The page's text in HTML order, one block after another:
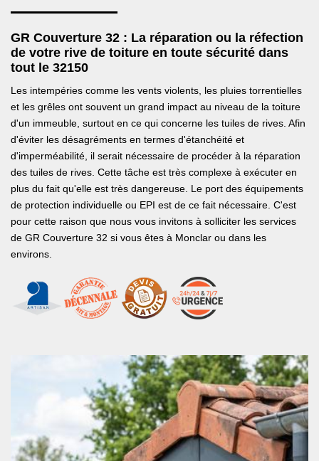
GR Couverture 32 : La réparation ou la réfection
de votre rive de toiture en toute sécurité dans
tout le 32150
Les intempéries comme les vents violents, les pluies torrentielles
et les grêles ont souvent un grand impact au niveau de la toiture
d'un immeuble, surtout en ce qui concerne les tuiles de rives. Afin
d'éviter les désagréments en termes d'étanchéité et
d'imperméabilité, il serait nécessaire de procéder à la réparation
des tuiles de rives. Cette tâche est très complexe à exécuter en
plus du fait qu'elle est très dangereuse. Le port des équipements
de protection individuelle ou EPI est de ce fait nécessaire. C'est
pour cette raison que nous vous invitons à solliciter les services
de GR Couverture 32 si vous êtes à Monclar ou dans les
environs.